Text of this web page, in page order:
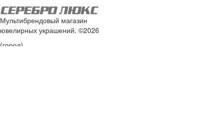
Мультибрендовый магазин
ювелирных украшений. ©2026
(город)